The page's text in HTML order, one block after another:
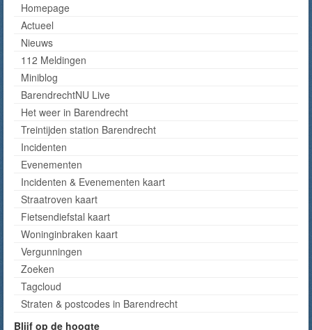
Homepage
Actueel
Nieuws
112 Meldingen
Miniblog
BarendrechtNU Live
Het weer in Barendrecht
Treintijden station Barendrecht
Incidenten
Evenementen
Incidenten & Evenementen kaart
Straatroven kaart
Fietsendiefstal kaart
Woninginbraken kaart
Vergunningen
Zoeken
Tagcloud
Straten & postcodes in Barendrecht
Blijf op de hoogte